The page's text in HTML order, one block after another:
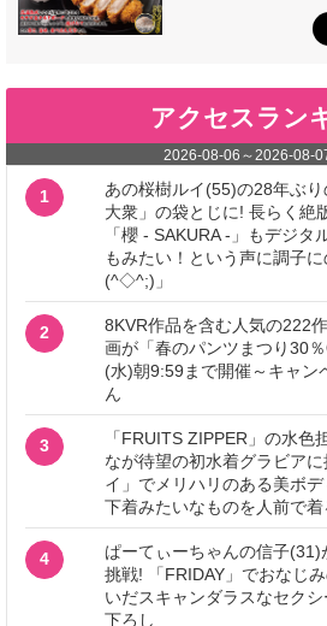
アクセスラン
2026-08-06 ～ 2026-08-
1
あの桜樹ルイ(55)の28年ぶ
大衆」の袋とじに! 長らく絶
「櫻 - SAKURA -」もデジタ
もみたい！という声に調子
(^◇^;)」
2
8KVR作品を含む人気の222
画が「春のパンツまつり30
(水)朝9:59まで開催～キャン
ん
3
「FRUITS ZIPPER」の水色
なが待望の初水着グラビア
イ」でメリハリのある美ボ
下着みたいなものを人前で着
4
ぱーてぃーちゃんの信子(31)
挑戦! 「FRIDAY」でおなじ
いだスキャンダラスなセク
下ろし